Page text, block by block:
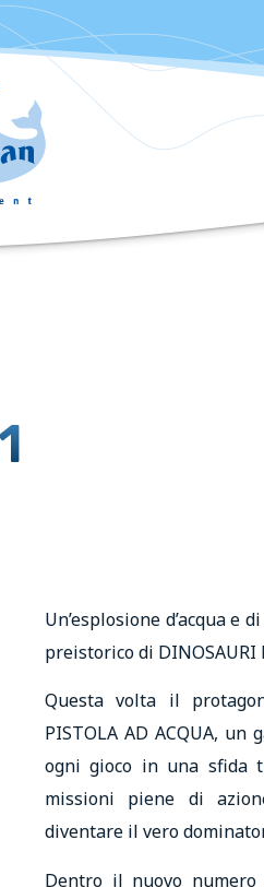
Un’esplosione d’acqua
preistorico di DINOSAURI
Questa volta il
PISTOLA AD ACQUA,
ogni gioco in una sfida
missioni piene di
diventare il vero
Dentro il nuovo